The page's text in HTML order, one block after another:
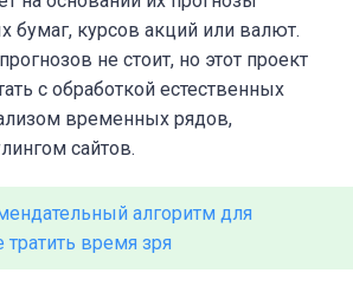
бумаг, курсов акций или валют.
не стоит, но этот проект
с обработкой естественных
временных рядов,
сайтов.
алгоритм для
тратить время зря